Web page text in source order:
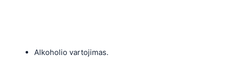
Alkoholio vartojimas.